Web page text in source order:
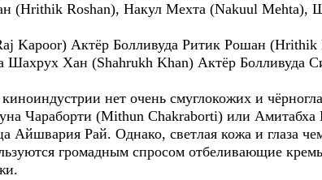
(Hrithik Roshan), Накул Мехта (Nakuul Mehta),
Kapoor) Актёр Болливуда Ритик Рошан (Hrithik
Шахрух Хан (Shahrukh Khan) Актёр Болливуда
нет очень смуглокожих и
Чараборти (Mithun Chakraborti) или Амитабха
Айшвария Рай. Однако, светлая кожа и глаза
громадным спросом отбеливающие